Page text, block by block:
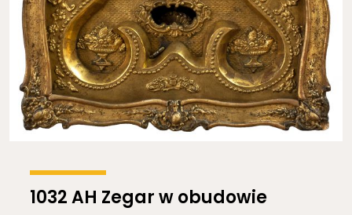
1032 AH Zegar w obudowie